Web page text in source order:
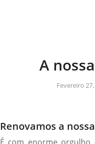
A
Fevereiro
Renovamos a